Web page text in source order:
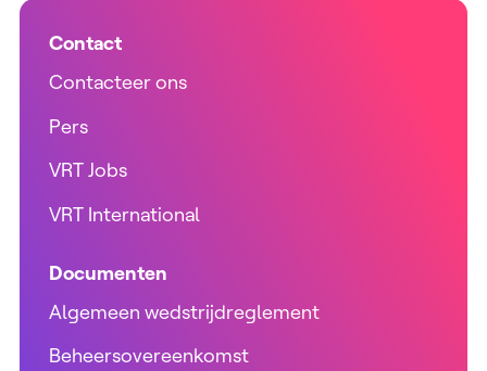
Contact
Contacteer ons
Pers
VRT Jobs
VRT International
Documenten
Algemeen wedstrijdreglement
Beheersovereenkomst